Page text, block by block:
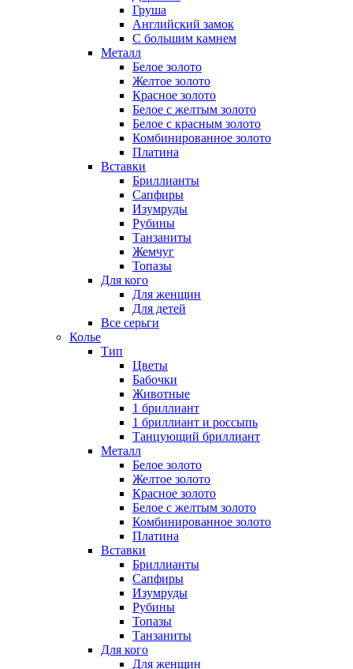
Груша
Английский замок
С большим камнем
Металл
Белое золото
Желтое золото
Красное золото
Белое с желтым золото
Белое с красным золото
Комбинированное золото
Платина
Вставки
Бриллианты
Сапфиры
Изумруды
Рубины
Танзаниты
Жемчуг
Топазы
Для кого
Для женщин
Для детей
Все серьги
Колье
Тип
Цветы
Бабочки
Животные
1 бриллиант
1 бриллиант и россыпь
Танцующий бриллиант
Металл
Белое золото
Желтое золото
Красное золото
Белое с желтым золото
Комбинированное золото
Платина
Вставки
Бриллианты
Сапфиры
Изумруды
Рубины
Топазы
Танзаниты
Для кого
Для женщин